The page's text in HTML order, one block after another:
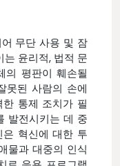
무단 사용 및 잠
윤리적, 법적 문
의 평판이 훼손될
못된 사람의 손에
통제 조치가 필
발전시키는 데 중
혁신에 대한 투
물과 대중의 인식